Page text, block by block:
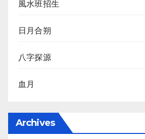
風水班招生
日月合朔
八字探源
血月
Archives